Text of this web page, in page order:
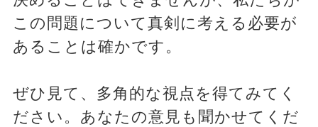
この問題について真剣に考える必要が
あることは確かです。
ぜひ見て、多角的な視点を得てみてく
ださい。あなたの意見も聞かせてくだ